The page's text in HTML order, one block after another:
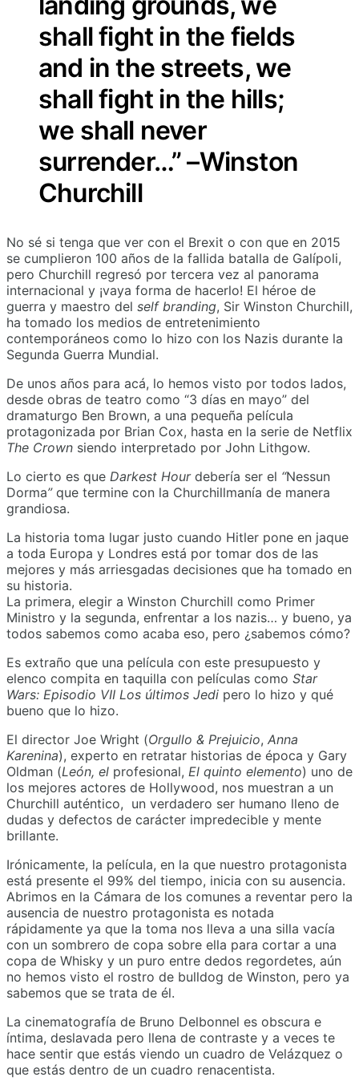
shall fight in the fields
and in the streets, we
shall fight in the hills;
we shall never
surrender…” –Winston
Churchill
No sé si tenga que ver con el Brexit o con que en 2015
se cumplieron 100 años de la fallida batalla de Galípoli,
pero Churchill regresó por tercera vez al panorama
internacional y ¡vaya forma de hacerlo! El héroe de
guerra y maestro del self branding, Sir Winston Churchill,
ha tomado los medios de entretenimiento
contemporáneos como lo hizo con los Nazis durante la
Segunda Guerra Mundial.
De unos años para acá, lo hemos visto por todos lados,
desde obras de teatro como “3 días en mayo” del
dramaturgo Ben Brown, a una pequeña película
protagonizada por Brian Cox, hasta en la serie de Netflix
The Crown siendo interpretado por John Lithgow.
Lo cierto es que Darkest Hourdebería ser el “Nessun
Dorma” que termine con la Churchillmanía de manera
grandiosa.
La historia toma lugar justo cuando Hitler pone en jaque
a toda Europa y Londres está por tomar dos de las
mejores y más arriesgadas decisiones que ha tomado en
su historia.
La primera, elegir a Winston Churchill como Primer
Ministro y la segunda, enfrentar a los nazis… y bueno, ya
todos sabemos como acaba eso, pero ¿sabemos cómo?
Es extraño que una película con este presupuesto y
elenco compita en taquilla con películas como Star
Wars: Episodio VII Los últimos Jedi pero lo hizo y qué
bueno que lo hizo.
El director Joe Wright (Orgullo & Prejuicio, Anna
Karenina), experto en retratar historias de época y Gary
Oldman (León, el profesional, El quinto elemento) uno de
los mejores actores de Hollywood, nos muestran a un
Churchill auténtico, un verdadero ser humano lleno de
dudas y defectos de carácter impredecible y mente
brillante.
Irónicamente, la película, en la que nuestro protagonista
está presente el 99% del tiempo, inicia con su ausencia.
Abrimos en la Cámara de los comunes a reventar pero la
ausencia de nuestro protagonista es notada
rápidamente ya que la toma nos lleva a una silla vacía
con un sombrero de copa sobre ella para cortar a una
copa de Whisky y un puro entre dedos regordetes, aún
no hemos visto el rostro de bulldog de Winston, pero ya
sabemos que se trata de él.
La cinematografía de Bruno Delbonnel es obscura e
íntima, deslavada pero llena de contraste y a veces te
hace sentir que estás viendo un cuadro de Velázquez o
que estás dentro de un cuadro renacentista.